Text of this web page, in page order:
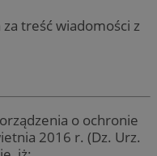
treść wiadomości z
o ochronie
2016 r. (Dz. Urz.